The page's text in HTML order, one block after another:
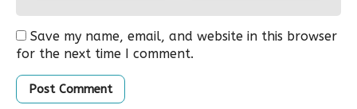
Save my name, email, and website in this browser
for the next time I comment.